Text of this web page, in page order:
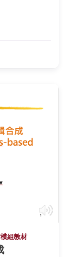
組教材